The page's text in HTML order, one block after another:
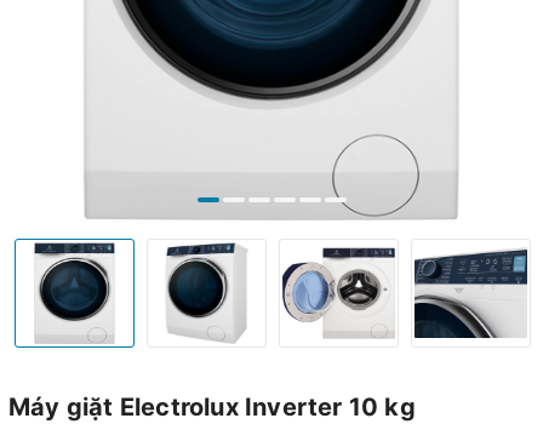
Máy giặt Electrolux Inverter 10 kg